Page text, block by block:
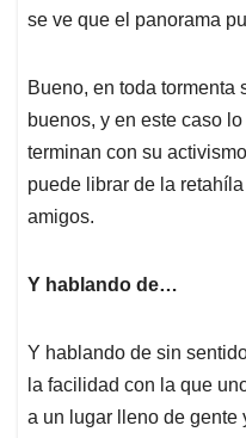
se ve que el panorama
Bueno, en toda tormenta
buenos, y en este caso
terminan con su
puede librar de la
amigos.
Y hablando de…
Y hablando de sin
la facilidad con la que
a un lugar lleno de gente